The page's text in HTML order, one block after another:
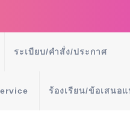
ระเบียบ/คำสั่ง/ประกาศ
ร้องเรียน/ข้อเสนอแ